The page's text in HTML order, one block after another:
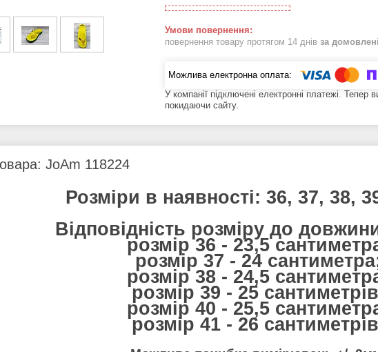
повернення товару протягом 14 днів за
У компанії підключені електронні платежі.
покидаючи сайту.
JoAm 118224
Розміри в наявності: 36, 37, 38,
Відповідність розміру до
розмір 36 - 23,5
розмір 37 - 24
розмір 38 - 24,5
розмір 39 - 25
розмір 40 - 25,5
розмір 41 - 26